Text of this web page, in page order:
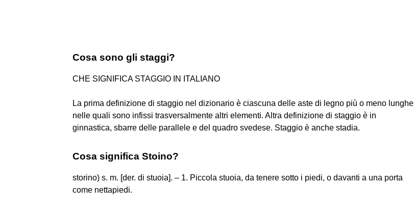
Cosa sono gli staggi?
CHE SIGNIFICA STAGGIO IN ITALIANO
La prima definizione di staggio nel dizionario è ciascuna delle aste di legno più o meno lunghe
nelle quali sono infissi trasversalmente altri elementi. Altra definizione di staggio è in
ginnastica, sbarre delle parallele e del quadro svedese. Staggio è anche stadia.
Cosa significa Stoino?
storino) s. m. [der. di stuoia]. – 1. Piccola stuoia, da tenere sotto i piedi, o davanti a una porta
come nettapiedi.